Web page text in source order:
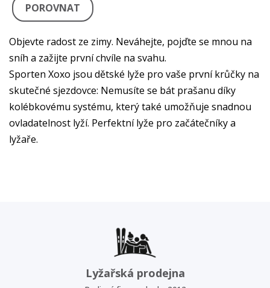
POROVNAT
Objevte radost ze zimy. Neváhejte, pojďte se mnou na
sníh a zažijte první chvíle na svahu.
Sporten Xoxo jsou dětské lyže pro vaše první krůčky na
skutečné sjezdovce: Nemusíte se bát prašanu díky
kolébkovému systému, který také umožňuje snadnou
ovladatelnost lyží. Perfektní lyže pro začátečníky a
lyžaře.
Lyžařská prodejna